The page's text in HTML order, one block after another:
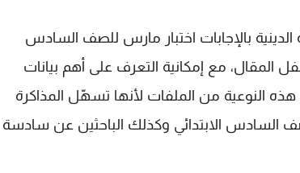
الدينية بالإجابات اختبار مارس للصف السادس
المقال، مع إمكانية التعرف على أهم بيانات
النوعية من الملفات لأنها تسهّل المذاكرة
السادس الابتدائي وكذلك الباحثين عن سادسة